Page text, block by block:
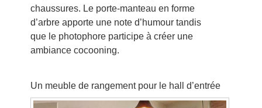
chaussures. Le porte-manteau en forme
d’arbre apporte une note d’humour tandis
que le photophore participe à créer une
ambiance cocooning.
Un meuble de rangement pour le hall d’entrée